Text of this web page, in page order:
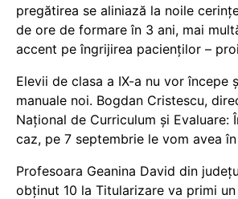
pregătirea se aliniază la noile
de ore de formare în 3 ani, mai
accent pe îngrijirea pacienților –
Elevii de clasa a IX-a nu vor începe
manuale noi. Bogdan Cristescu,
Național de Curriculum și Evaluare:
caz, pe 7 septembrie le vom avea
Profesoara Geanina David din
obținut 10 la Titularizare va primi